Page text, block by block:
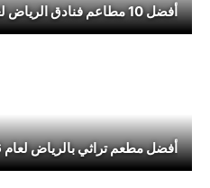
أفضل 10 مطاعم فنادق الرياض لعام 2026
أفضل مطعم تراثي بالرياض لعام 2026